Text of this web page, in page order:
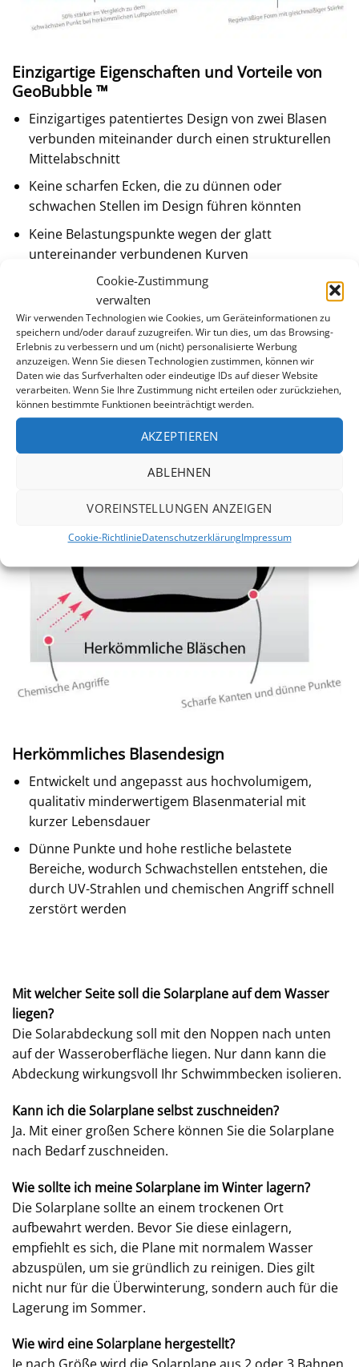
Cookie-Zustimmung
verwalten
Wir verwenden Technologien wie Cookies, um Geräteinformationen zu
speichern und/oder darauf zuzugreifen. Wir tun dies, um das Browsing-
Erlebnis zu verbessern und um (nicht) personalisierte Werbung
anzuzeigen. Wenn Sie diesen Technologien zustimmen, können wir
Daten wie das Surfverhalten oder eindeutige IDs auf dieser Website
verarbeiten. Wenn Sie Ihre Zustimmung nicht erteilen oder zurückziehen,
können bestimmte Funktionen beeinträchtigt werden.
AKZEPTIEREN
ABLEHNEN
VOREINSTELLUNGEN ANZEIGEN
Cookie-RichtlinieDatenschutzerklärungImpressum
Einzigartige Eigenschaften und Vorteile von
GeoBubble ™
Einzigartiges patentiertes Design von zwei Blasen
verbunden miteinander durch einen strukturellen
Mittelabschnitt
Keine scharfen Ecken, die zu dünnen oder
schwachen Stellen im Design führen könnten
Keine Belastungspunkte wegen der glatt
untereinander verbundenen Kurven
50% dicker als ein übliches Blasenmaterial an der
dünnsten Stelle
Erhöhte Widerstandsfähigkeit gegen UV-Strahlen
und chemischen Angriff
Herkömmliches Blasendesign
Entwickelt und angepasst aus hochvolumigem,
qualitativ minderwertigem Blasenmaterial mit
kurzer Lebensdauer
Dünne Punkte und hohe restliche belastete
Bereiche, wodurch Schwachstellen entstehen, die
durch UV-Strahlen und chemischen Angriff schnell
zerstört werden
Mit welcher Seite soll die Solarplane auf dem Wasser
liegen?
Die Solarabdeckung soll mit den Noppen nach unten
auf der Wasseroberfläche liegen. Nur dann kann die
Abdeckung wirkungsvoll Ihr Schwimmbecken isolieren.
Kann ich die Solarplane selbst zuschneiden?
Ja. Mit einer großen Schere können Sie die Solarplane
nach Bedarf zuschneiden.
Wie sollte ich meine Solarplane im Winter lagern?
Die Solarplane sollte an einem trockenen Ort
aufbewahrt werden. Bevor Sie diese einlagern,
empfiehlt es sich, die Plane mit normalem Wasser
abzuspülen, um sie gründlich zu reinigen. Dies gilt
nicht nur für die Überwinterung, sondern auch für die
Lagerung im Sommer.
Wie wird eine Solarplane hergestellt?